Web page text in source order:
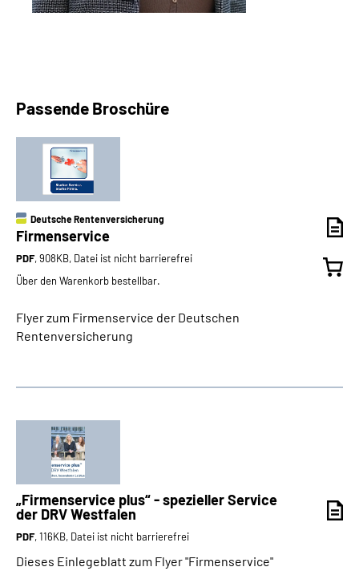
Passende Broschüre
Deutsche Rentenversicherung
Firmenservice
PDF, 908KB, Datei ist nicht barrierefrei
Über den Warenkorb bestellbar.
Flyer zum Firmenservice der Deutschen
Rentenversicherung
„Firmenservice plus“ - spezieller Service
der DRV Westfalen
PDF, 116KB, Datei ist nicht barrierefrei
Dieses Einlegeblatt zum Flyer "Firmenservice"